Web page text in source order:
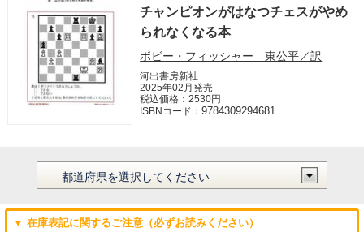
チャンピオンがはなつチェスがやめ
られなくなる本
ボビー・フィッシャー 東公平／訳
河出書房新社
2025年02月発売
税込価格：2530円
ISBNコード：9784309294681
▼ 在庫表記に関するご注意（必ずお読みください）